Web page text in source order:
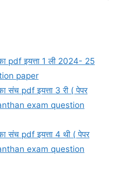
pdf इयत्ता 1 ली 2024- 25
paper
संच pdf इयत्ता 3 री ( पेपर
exam question
संच pdf इयत्ता 4 थी ( पेपर
exam question